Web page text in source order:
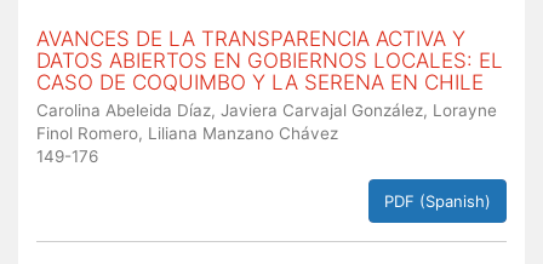
AVANCES DE LA TRANSPARENCIA ACTIVA Y
DATOS ABIERTOS EN GOBIERNOS LOCALES: EL
CASO DE COQUIMBO Y LA SERENA EN CHILE
Carolina Abeleida Díaz, Javiera Carvajal González, Lorayne
Finol Romero, Liliana Manzano Chávez
149-176
PDF (Spanish)